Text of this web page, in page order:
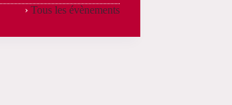
› Tous les évènements